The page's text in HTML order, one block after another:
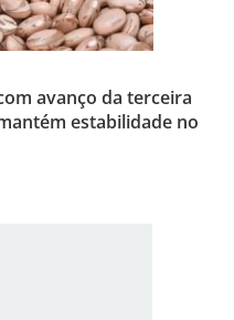
avanço da terceira
estabilidade no